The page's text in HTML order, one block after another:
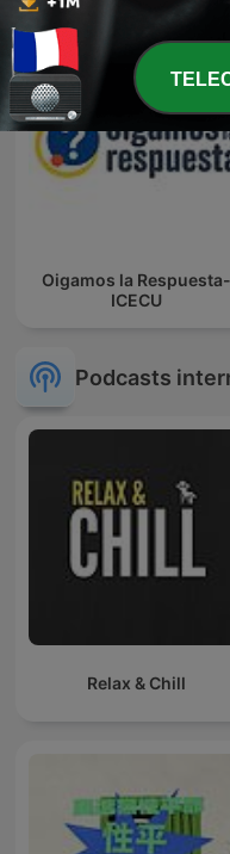
Oigamos la Respuesta-
ICECU
Podcasts
Relax & Chill